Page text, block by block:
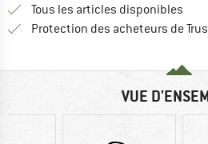
Tous les articles disponibles
Protection des acheteurs de
VUE